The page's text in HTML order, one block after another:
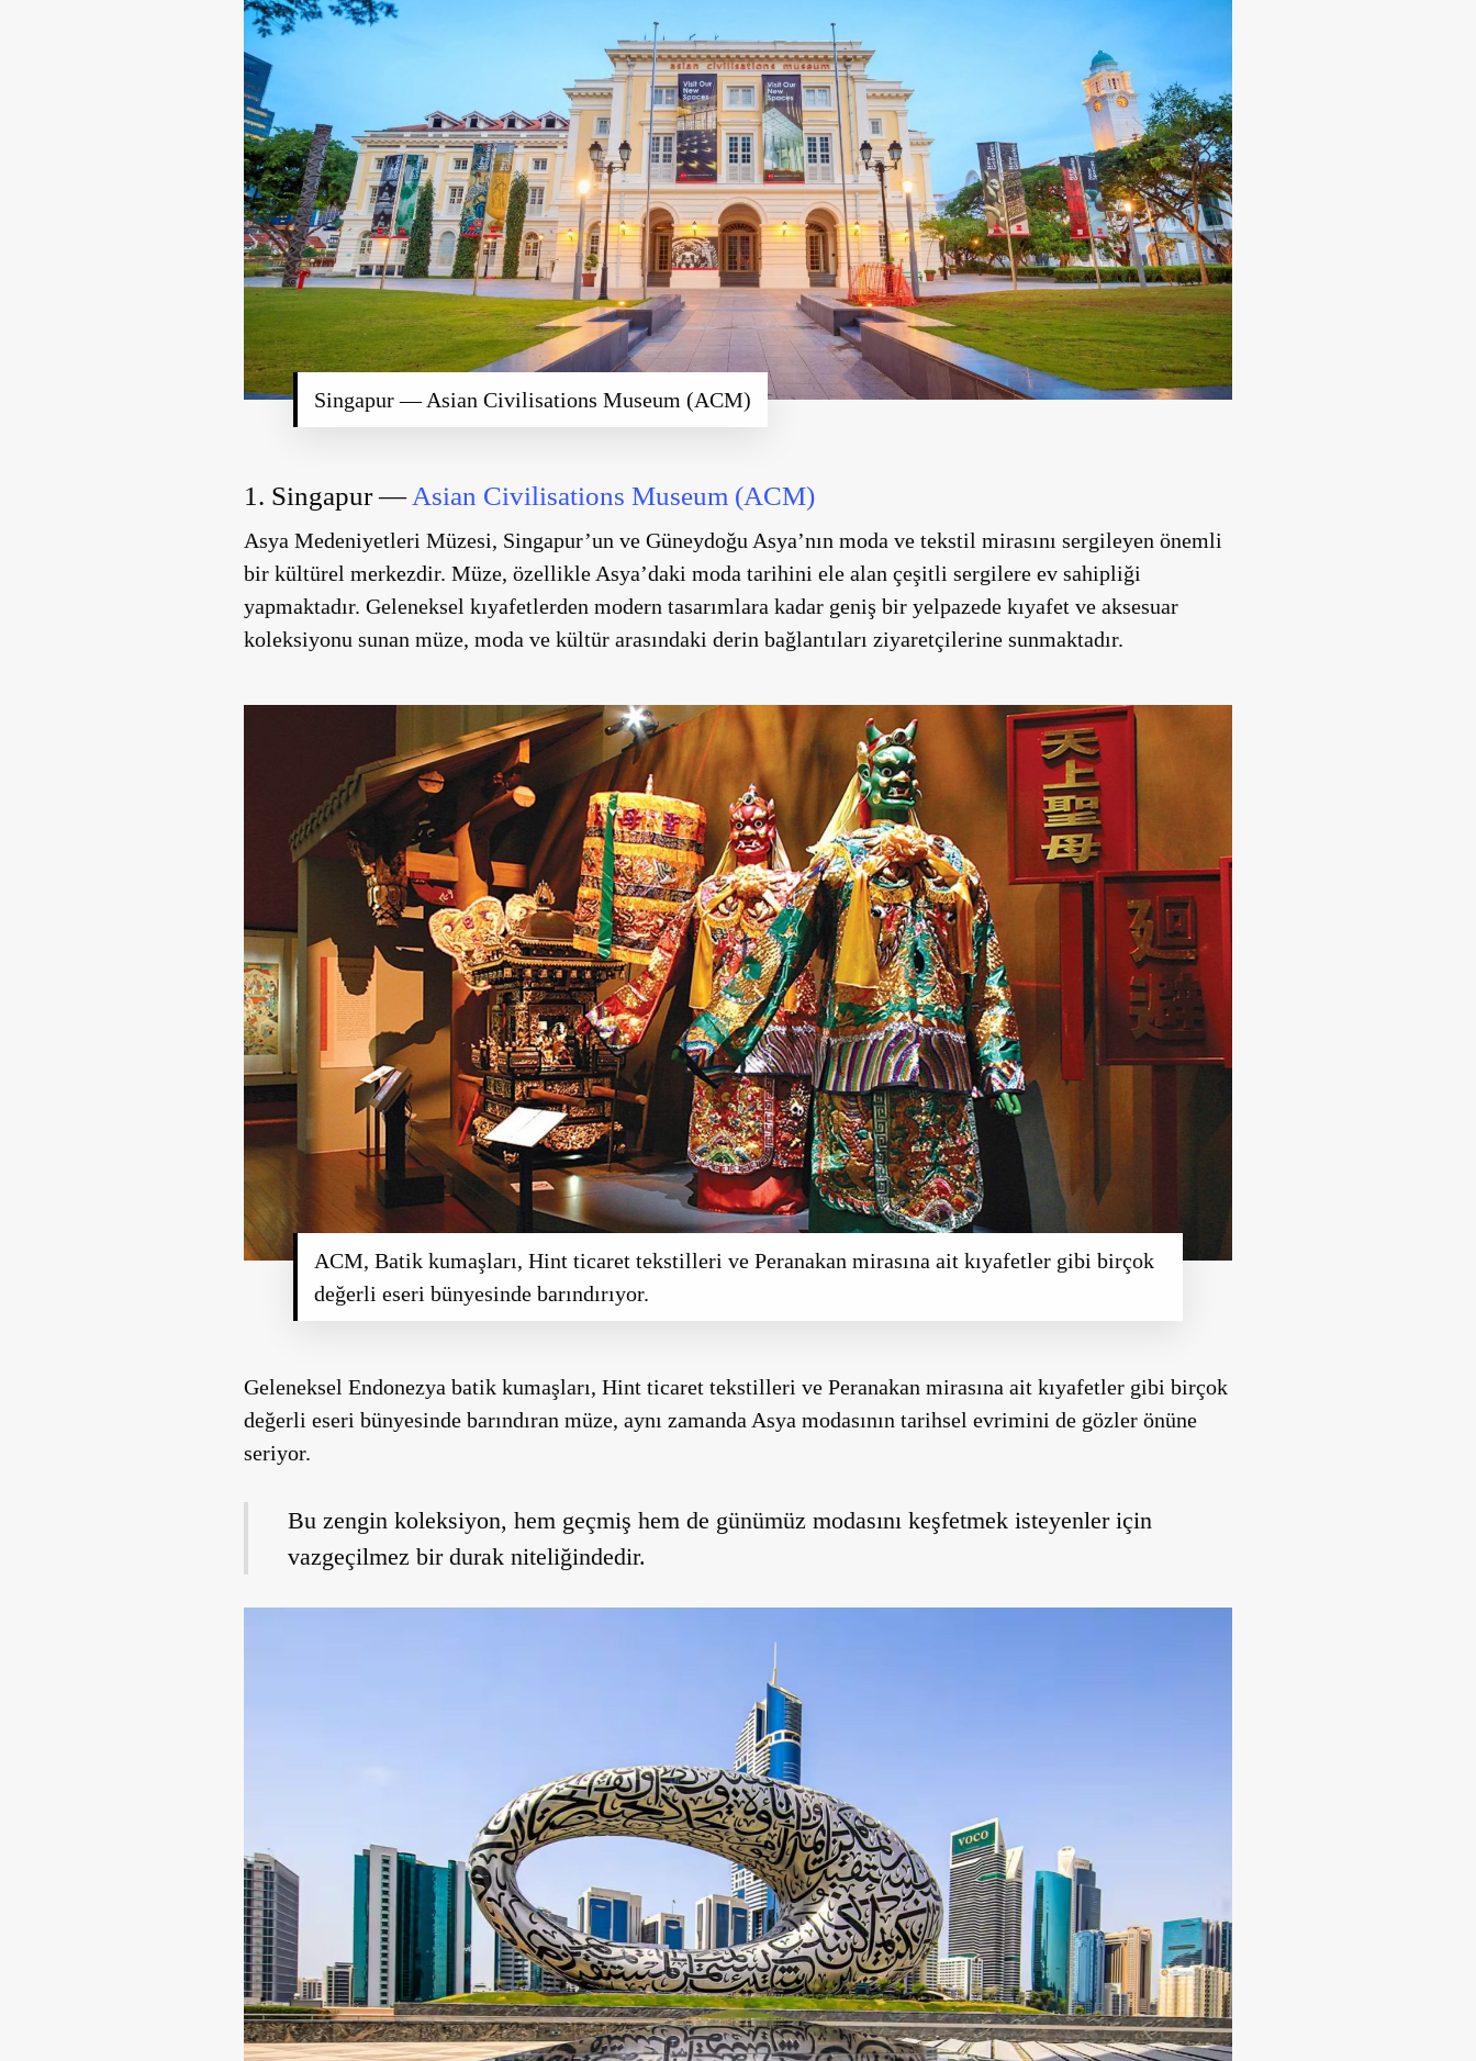
Singapur — Asian Civilisations Museum (ACM)
1. Singapur — Asian Civilisations Museum (ACM)
Asya Medeniyetleri Müzesi, Singapur’un ve Güneydoğu Asya’nın moda ve tekstil mirasını sergileyen önemli
bir kültürel merkezdir. Müze, özellikle Asya’daki moda tarihini ele alan çeşitli sergilere ev sahipliği
yapmaktadır. Geleneksel kıyafetlerden modern tasarımlara kadar geniş bir yelpazede kıyafet ve aksesuar
koleksiyonu sunan müze, moda ve kültür arasındaki derin bağlantıları ziyaretçilerine sunmaktadır.
ACM, Batik kumaşları, Hint ticaret tekstilleri ve Peranakan mirasına ait kıyafetler gibi birçok
değerli eseri bünyesinde barındırıyor.
Geleneksel Endonezya batik kumaşları, Hint ticaret tekstilleri ve Peranakan mirasına ait kıyafetler gibi birçok
değerli eseri bünyesinde barındıran müze, aynı zamanda Asya modasının tarihsel evrimini de gözler önüne
seriyor.
Bu zengin koleksiyon, hem geçmiş hem de günümüz modasını keşfetmek isteyenler için
vazgeçilmez bir durak niteliğindedir.